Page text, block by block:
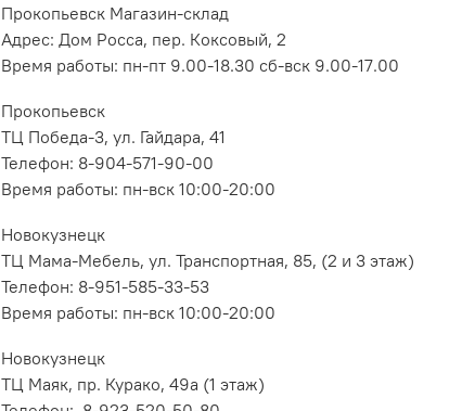
Прокопьевск Магазин-склад
Адрес: Дом Росса, пер. Коксовый, 2
Время работы: пн-пт 9.00-18.30 сб-вск 9.00-17.00
Прокопьевск
ТЦ Победа-3, ул. Гайдара, 41
Телефон: 8-904-571-90-00
Время работы: пн-вск 10:00-20:00
Новокузнецк
ТЦ Мама-Мебель, ул. Транспортная, 85, (2 и 3 этаж)
Телефон: 8-951-585-33-53
Время работы: пн-вск 10:00-20:00
Новокузнецк
ТЦ Маяк, пр. Курако, 49а (1 этаж)